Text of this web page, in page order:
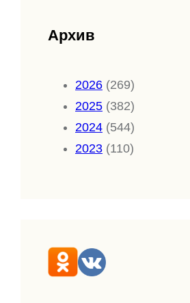
Архив
2026 (269)
2025 (382)
2024 (544)
2023 (110)